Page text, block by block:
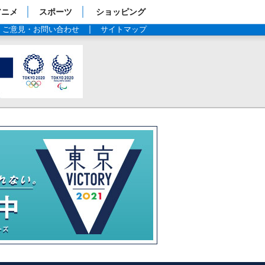
メ スポーツ ショッピング
ご意見・お問い合わせ サイトマップ